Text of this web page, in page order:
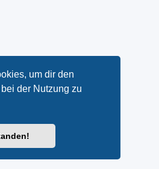
um dir den
der Nutzung zu